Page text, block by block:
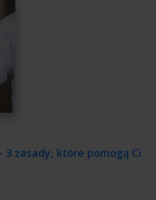
3 zasady, które pomogą Ci